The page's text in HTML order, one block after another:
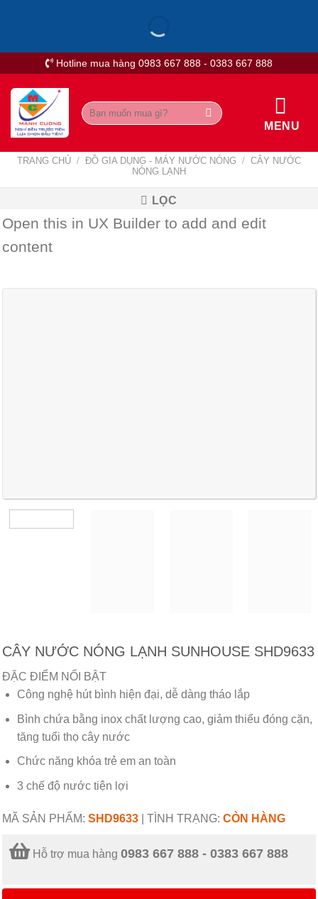
Hotline mua hàng 0983 667 888 - 0383 667 888
Tìm
kiếm:
MENU
TRANG CHỦ / ĐỒ GIA DỤNG - MÁY NƯỚC NÓNG / CÂY NƯỚC
NÓNG LẠNH
LỌC
Open this in UX Builder to add and edit
content
CÂY NƯỚC NÓNG LẠNH SUNHOUSE SHD9633
ĐẶC ĐIỂM NỔI BẬT
Công nghệ hút bình hiện đại, dễ dàng tháo lắp
Bình chứa bằng inox chất lượng cao, giảm thiểu đóng cặn,
tăng tuổi thọ cây nước
Chức năng khóa trẻ em an toàn
3 chế độ nước tiện lợi
MÃ SẢN PHẨM: SHD9633 TÌNH TRẠNG: CÒN HÀNG
Hỗ trợ mua hàng 0983 667 888 - 0383 667 888